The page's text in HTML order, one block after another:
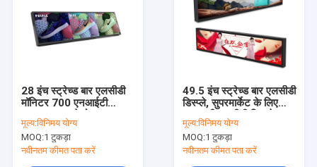
28 इंच स्ट्रेच्ड बार एलसीडी
मॉनिटर 700 एनआईटी
1920x578 रेजोल्यूशन
मूल्य:विनिमय योग्य
MOQ:1 टुकड़ा
नवीनतम कीमत पता करें
49.5 इंच स्ट्रेच्ड बार एलसीडी
डिस्प्ले, सुपरमार्केट के लिए
1080पी एलसीडी डिस्प्ले
स्ट्रिप्स
मूल्य:विनिमय योग्य
MOQ:1 टुकड़ा
नवीनतम कीमत पता करें